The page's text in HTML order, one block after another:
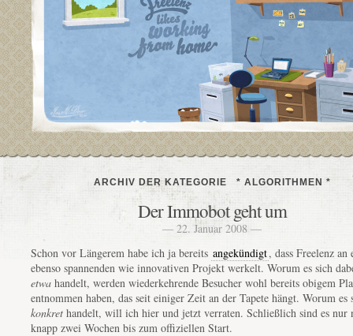
ARCHIV DER KATEGORIE * ALGORITHMEN *
Der Immobot geht um
— 22. Januar 2008 —
Schon vor Längerem habe ich ja bereits angekündigt, dass Freelenz an
ebenso spannenden wie innovativen Projekt werkelt. Worum es sich
etwa handelt, werden wiederkehrende Besucher wohl bereits obigem
entnommen haben, das seit einiger Zeit an der Tapete hängt. Worum es
konkret handelt, will ich hier und jetzt verraten. Schließlich sind es nur
knapp zwei Wochen bis zum offiziellen Start.